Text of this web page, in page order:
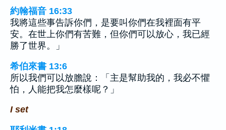
約翰福音 16:33
我將這些事告訴你們，是要叫你們在我裡面有平
安。在世上你們有苦難，但你們可以放心，我已經
勝了世界。」
希伯來書 13:6
所以我們可以放膽說：「主是幫助我的，我必不懼
怕，人能把我怎麼樣呢？」
I set